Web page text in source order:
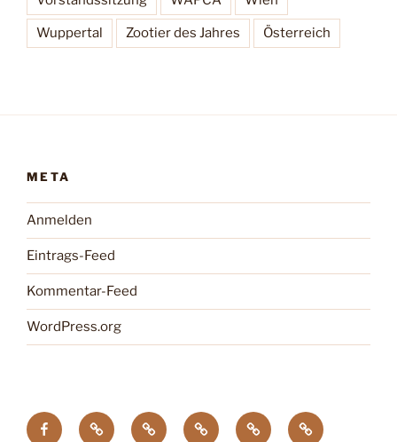
Wuppertal Zootier des Jahres Österreich
META
Anmelden
Eintrags-Feed
Kommentar-Feed
WordPress.org
facebookTagung Zootier VerbandDTG